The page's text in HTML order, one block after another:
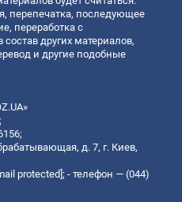
перепечатка, последующее
переработка с
других материалов,
и другие подобные
д. 7, г. Киев,
protected]; - телефон — (044)